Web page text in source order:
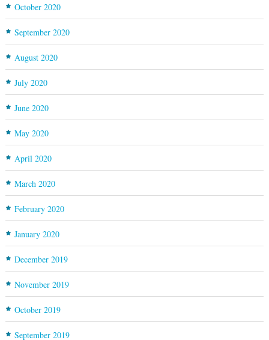
October 2020
September 2020
August 2020
July 2020
June 2020
May 2020
April 2020
March 2020
February 2020
January 2020
December 2019
November 2019
October 2019
September 2019